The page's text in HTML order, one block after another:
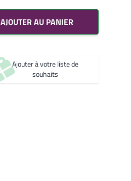
AJOUTER AU PANIER
Ajouter à votre liste de
souhaits